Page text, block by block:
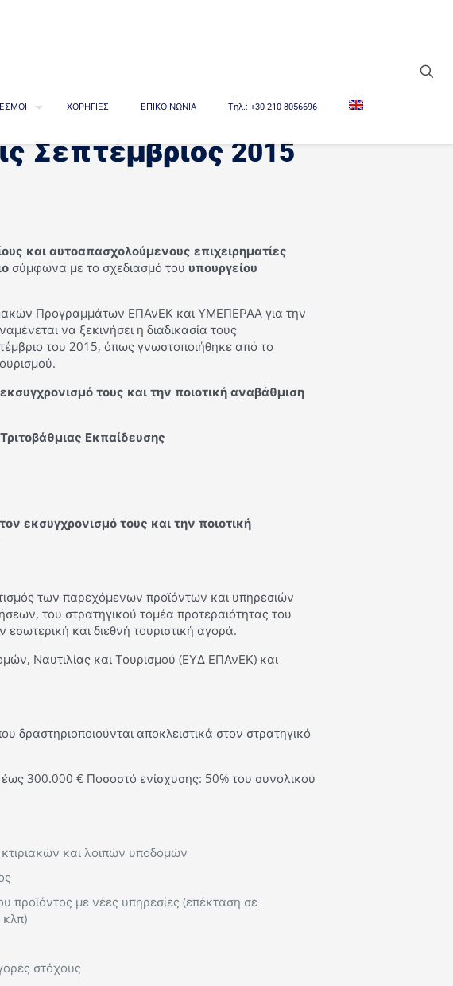
ΧΟΡΗΓΙΕΣ ΕΠΙΚΟΙΝΩΝΙΑ Tηλ.: +30 210 8056696
Σεπτέμβριος 2015
και αυτοαπασχολούμενους επιχειρηματίες
σύμφωνα με το σχεδιασμό του υπουργείου
Προγραμμάτων ΕΠΑνΕΚ και ΥΜΕΠΕΡΑΑ για την
να ξεκινήσει η διαδικασία τους
του 2015, όπως γνωστοποιήθηκε από το
τους και την ποιοτική αναβάθμιση
Εκπαίδευσης
εκσυγχρονισμό τους και την ποιοτική
των παρεχόμενων προϊόντων και υπηρεσιών
του στρατηγικού τομέα προτεραιότητας του
και διεθνή τουριστική αγορά.
Ναυτιλίας και Τουρισμού (ΕΥΔ ΕΠΑνΕΚ) και
δραστηριοποιούνται αποκλειστικά στον στρατηγικό
300.000 € Ποσοστό ενίσχυσης: 50% του συνολικού
και λοιπών υποδομών
προϊόντος με νέες υπηρεσίες (επέκταση σε
στόχους